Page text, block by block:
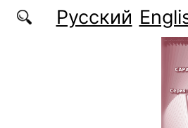
содержаниюРусский